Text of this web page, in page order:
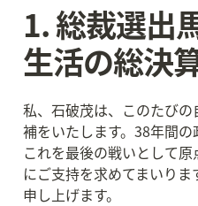
1. 総裁選出
生活の総決
私、石破茂は、このたび
補をいたします。38年間の
これを最後の戦いとして
にご支持を求めてまいり
申し上げます。